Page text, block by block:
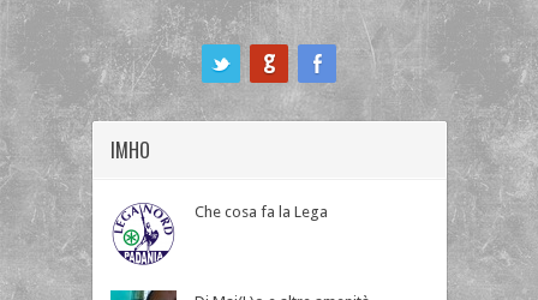
IMHO
Che cosa fa la Lega